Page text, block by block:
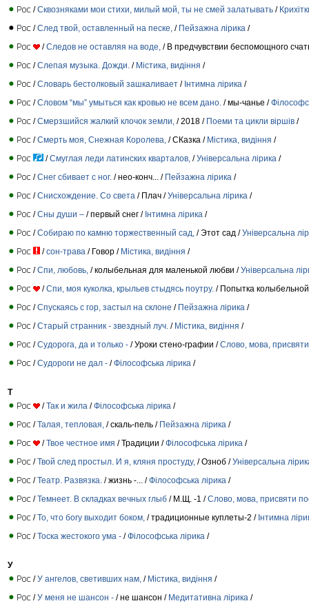
/Сквозняками мои стихи, милый мой, ты не смей залатывать /
/След твой, оставленный на песке, / Пейзажна лірика /
/Следов не оставляя на воде, / В предчувствии беспомощного
/Слепая музыка. Дожди. / Містика, видіння /
/Словарь бестолковый зашкаливает / Інтимна лірика /
/Словом “мы” умыться как кровью не всем дано. / мы-чанье /
/Смерзшийся жалкий клочок земли, / 2018 / Поеми та цикли віршів /
/Смерть моя, Снежная Королева, / СКазка / Містика, видіння /
/Смуглая леди латинских кварталов, /Універсальна лірика /
/Снег сбивает с ног. / нео-конч... / Пейзажна лірика /
/Сниcхождение. Со света / Плач /Універсальна лірика /
/Сны души – / первый снег / Інтимна лірика /
/Собираю по камню торжественный сад, / Этот сад /Універсальна
/сон-трава / Говор / Містика, видіння /
/Спи, любовь, / колыбельная для маленькой любви /Універсальна
/Спи, моя куколка, крыльев стыдясь поутру. / Попытка
/Спускаясь с гор, застыл на склоне / Пейзажна лірика /
/Старый странник - звездный луч. / Містика, видіння /
/Судорога, да и только - / Уроки стено-графии /Слово, мова,
/Судороги не дал - /Філософська лірика /
Т
/Так и жила /Філософська лірика /
/Талая, тепловая, / скаль-пель / Пейзажна лірика /
/Твое честное имя / Традиции /Філософська лірика /
/Твой след простыл. И я, кляня простуду, / Oзноб /Універсальна
/Театр. Развязка. / жизнь -... /Філософська лірика /
/Темнеет. В складках вечных глыб / М.Щ. -1 /Слово, мова, присвяти
/То, что богу выходит боком, / традиционные куплеты-2 / Інтимна
/Тоска жестокого ума - /Філософська лірика /
У
/У ангелов, светивших нам, / Містика, видіння /
/У меня не шансон - / не шансон / Медитативна лірика /